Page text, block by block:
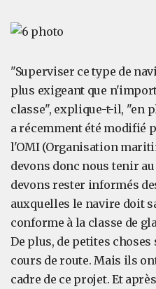
"Superviser ce type de
plus exigeant que
classe", explique-t-il, "en
a récemment été modifié
l'OMI (Organisation
devons donc nous tenir
devons rester informés
auxquelles le navire doit
conforme à la classe de
De plus, de petites
cours de route. Mais ils
cadre de ce projet. Et